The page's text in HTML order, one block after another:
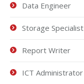
Data Engineer
Storage Specialist
Report Writer
ICT Administrator